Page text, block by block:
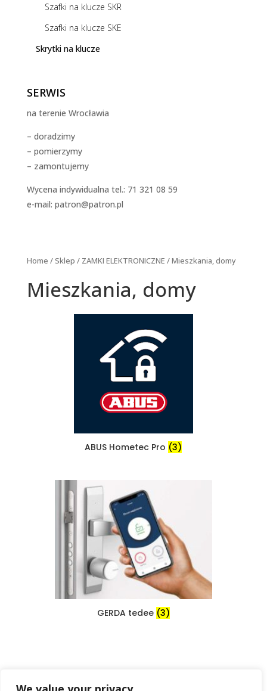
Szafki na klucze SKR
Szafki na klucze SKE
Skrytki na klucze
SERWIS
na terenie Wrocławia
– doradzimy
– pomierzymy
– zamontujemy
Wycena indywidualna tel.: 71 321 08 59
e-mail: patron@patron.pl
Home /Sklep / ZAMKI ELEKTRONICZNE / Mieszkania, domy
Mieszkania, domy
ABUS Hometec Pro (3)
GERDA tedee (3)